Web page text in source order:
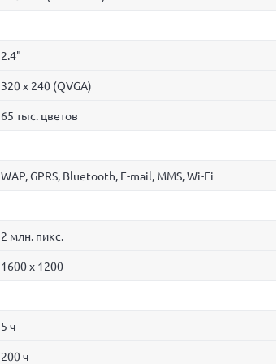
2.4"
320 x 240 (QVGA)
65 тыс. цветов
WAP, GPRS, Bluetooth, E-mail, MMS, Wi-Fi
2 млн. пикс.
1600 x 1200
5 ч
200 ч